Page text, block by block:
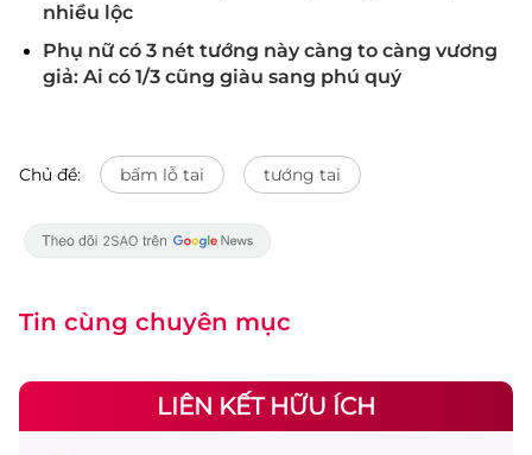
nhiều lộc
Phụ nữ có 3 nét tướng này càng to càng vương
giả: Ai có 1/3 cũng giàu sang phú quý
Chủ đề: bấm lỗ tai tướng tai
Tin cùng chuyên mục
LIÊN KẾT HỮU ÍCH